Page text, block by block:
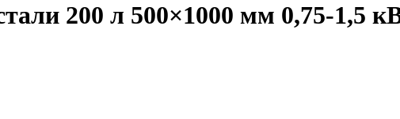
200 л 500×1000 мм 0,75-1,5